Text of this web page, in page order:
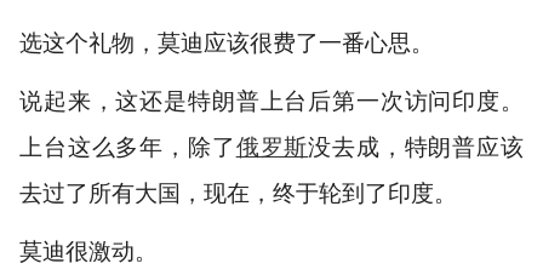
选这个礼物，莫迪应该很费了一番心思。
说起来，这还是特朗普上台后第一次访问印度。
上台这么多年，除了俄罗斯没去成，特朗普应该
去过了所有大国，现在，终于轮到了印度。
莫迪很激动。